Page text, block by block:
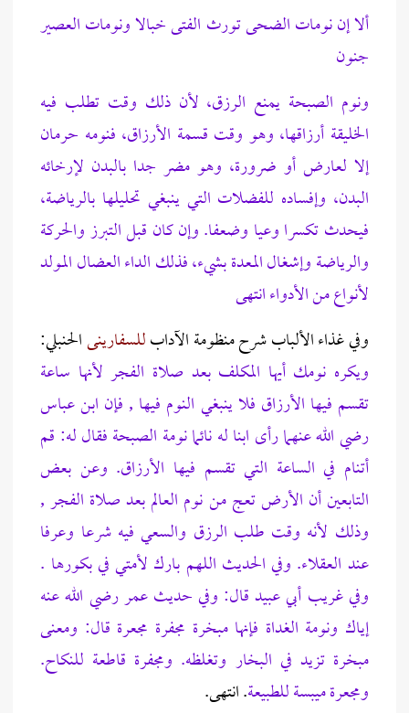
ألا إن نومات الضحى تورث الفتى خبالا ونومات العصير
جنون
ونوم الصبحة يمنع الرزق، لأن ذلك وقت تطلب فيه
الخليقة أرزاقها، وهو وقت قسمة الأرزاق، فنومه حرمان
إلا لعارض أو ضرورة، وهو مضر جدا بالبدن لإرخائه
البدن، وإفساده للفضلات التي ينبغي تحليلها بالرياضة،
فيحدث تكسرا وعيا وضعفا. وإن كان قبل التبرز والحركة
والرياضة وإشغال المعدة بشيء، فذلك الداء العضال المولد
لأنواع من الأدواء انتهى
وفي غذاء الألباب شرح منظومة الآدابللسفارينىالحنبلي:
ويكره نومك أيها المكلف بعد صلاة الفجر لأنها ساعة
تقسم فيها الأرزاق فلا ينبغي النوم فيها , فإن ابن عباس
رضي الله عنهما رأى ابنا له نائما نومة الصبحة فقال له: قم
أتنام في الساعة التي تقسم فيها الأرزاق. وعن بعض
التابعين أن الأرض تعج من نوم العالم بعد صلاة الفجر ,
وذلك لأنه وقت طلب الرزق والسعي فيه شرعا وعرفا
عند العقلاء. وفي الحديث اللهم بارك لأمتي في بكورها .
وفي غريب أبي عبيد قال: وفي حديث عمر رضي الله عنه
إياك ونومة الغداة فإنها مبخرة مجفرة مجعرة قال: ومعنى
مبخرة تزيد في البخار وتغلظه. ومجفرة قاطعة للنكاح.
ومجعرة ميبسة للطبيعة. انتهى.